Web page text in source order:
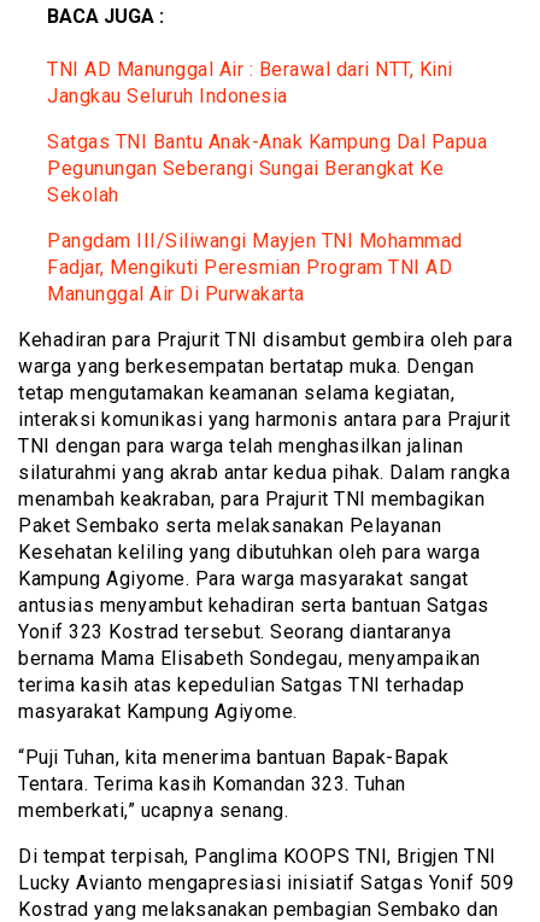
BACA JUGA :
TNI AD Manunggal Air : Berawal dari NTT, Kini
Jangkau Seluruh Indonesia
Satgas TNI Bantu Anak-Anak Kampung Dal Papua
Pegunungan Seberangi Sungai Berangkat Ke
Sekolah
Pangdam III/Siliwangi Mayjen TNI Mohammad
Fadjar, Mengikuti Peresmian Program TNI AD
Manunggal Air Di Purwakarta
Kehadiran para Prajurit TNI disambut gembira oleh para
warga yang berkesempatan bertatap muka. Dengan
tetap mengutamakan keamanan selama kegiatan,
interaksi komunikasi yang harmonis antara para Prajurit
TNI dengan para warga telah menghasilkan jalinan
silaturahmi yang akrab antar kedua pihak. Dalam rangka
menambah keakraban, para Prajurit TNI membagikan
Paket Sembako serta melaksanakan Pelayanan
Kesehatan keliling yang dibutuhkan oleh para warga
Kampung Agiyome. Para warga masyarakat sangat
antusias menyambut kehadiran serta bantuan Satgas
Yonif 323 Kostrad tersebut. Seorang diantaranya
bernama Mama Elisabeth Sondegau, menyampaikan
terima kasih atas kepedulian Satgas TNI terhadap
masyarakat Kampung Agiyome.
“Puji Tuhan, kita menerima bantuan Bapak-Bapak
Tentara. Terima kasih Komandan 323. Tuhan
memberkati,” ucapnya senang.
Di tempat terpisah, Panglima KOOPS TNI, Brigjen TNI
Lucky Avianto mengapresiasi inisiatif Satgas Yonif 509
Kostrad yang melaksanakan pembagian Sembako dan